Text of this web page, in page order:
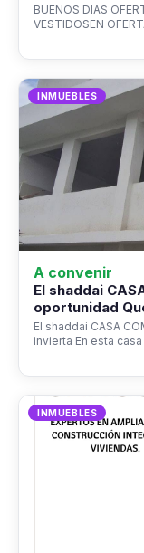
BUENOS DIAS
VESTIDOSEN
INMUEBLES
A convenir
El shaddai
oportunidad
El shaddai CASA
invierta En esta
INMUEBLES